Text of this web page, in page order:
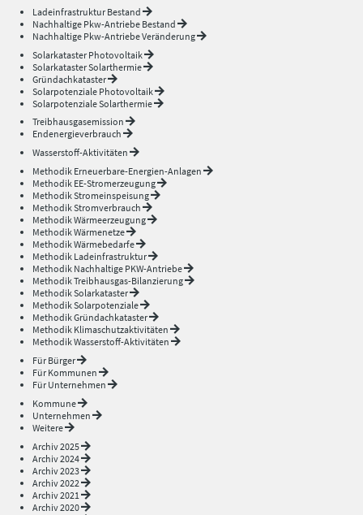
Ladeinfrastruktur Bestand
Nachhaltige Pkw-Antriebe Bestand
Nachhaltige Pkw-Antriebe Veränderung
Solarkataster Photovoltaik
Solarkataster Solarthermie
Gründachkataster
Solarpotenziale Photovoltaik
Solarpotenziale Solarthermie
Treibhausgasemission
Endenergieverbrauch
Wasserstoff-Aktivitäten
Methodik Erneuerbare-Energien-Anlagen
Methodik EE-Stromerzeugung
Methodik Stromeinspeisung
Methodik Stromverbrauch
Methodik Wärmeerzeugung
Methodik Wärmenetze
Methodik Wärmebedarfe
Methodik Ladeinfrastruktur
Methodik Nachhaltige PKW-Antriebe
Methodik Treibhausgas-Bilanzierung
Methodik Solarkataster
Methodik Solarpotenziale
Methodik Gründachkataster
Methodik Klimaschutzaktivitäten
Methodik Wasserstoff-Aktivitäten
Für Bürger
Für Kommunen
Für Unternehmen
Kommune
Unternehmen
Weitere
Archiv 2025
Archiv 2024
Archiv 2023
Archiv 2022
Archiv 2021
Archiv 2020